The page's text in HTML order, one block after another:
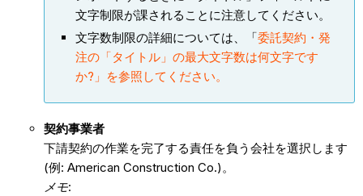
文字制限が課されることに注意してください。
文字数制限の詳細については、「委託契約・発
注の「タイトル」の最大文字数は何文字です
か?」を参照してください。
契約事業者
下請契約の作業を完了する責任を負う会社を選択します
(例: American Construction Co.)。
メモ: